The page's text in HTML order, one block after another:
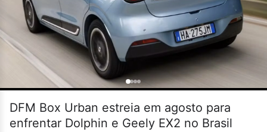
DFM Box Urban estreia em agosto para
enfrentar Dolphin e Geely EX2 no Brasil